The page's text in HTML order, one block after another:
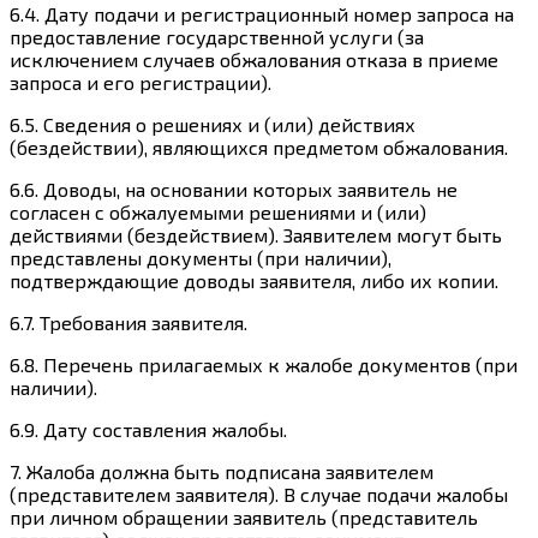
6.4. Дату подачи и регистрационный номер запроса на
предоставление государственной услуги (за
исключением случаев обжалования отказа в приеме
запроса и его регистрации).
6.5. Сведения о решениях и (или) действиях
(бездействии), являющихся предметом обжалования.
6.6. Доводы, на основании которых заявитель не
согласен с обжалуемыми решениями и (или)
действиями (бездействием). Заявителем могут быть
представлены документы (при наличии),
подтверждающие доводы заявителя, либо их копии.
6.7. Требования заявителя.
6.8. Перечень прилагаемых к жалобе документов (при
наличии).
6.9. Дату составления жалобы.
7. Жалоба должна быть подписана заявителем
(представителем заявителя). В случае подачи жалобы
при личном обращении заявитель (представитель